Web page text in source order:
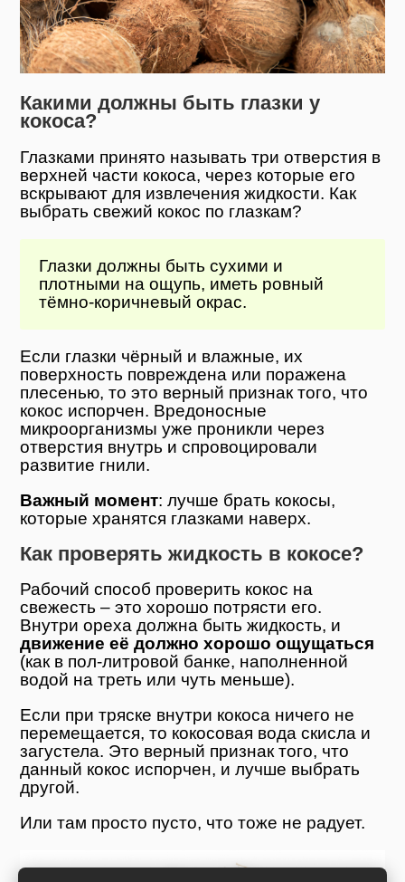
Какими должны быть глазки у
кокоса?
Глазками принято называть три отверстия в
верхней части кокоса, через которые его
вскрывают для извлечения жидкости. Как
выбрать свежий кокос по глазкам?
Глазки должны быть сухими и
плотными на ощупь, иметь ровный
тёмно-коричневый окрас.
Если глазки чёрный и влажные, их
поверхность повреждена или поражена
плесенью, то это верный признак того, что
кокос испорчен. Вредоносные
микроорганизмы уже проникли через
отверстия внутрь и спровоцировали
развитие гнили.
Важный момент: лучше брать кокосы,
которые хранятся глазками наверх.
Как проверять жидкость в кокосе?
Рабочий способ проверить кокос на
свежесть – это хорошо потрясти его.
Внутри ореха должна быть жидкость, и
движение её должно хорошо ощущаться
(как в пол-литровой банке, наполненной
водой на треть или чуть меньше).
Если при тряске внутри кокоса ничего не
перемещается, то кокосовая вода скисла и
загустела. Это верный признак того, что
данный кокос испорчен, и лучше выбрать
другой.
Или там просто пусто, что тоже не радует.